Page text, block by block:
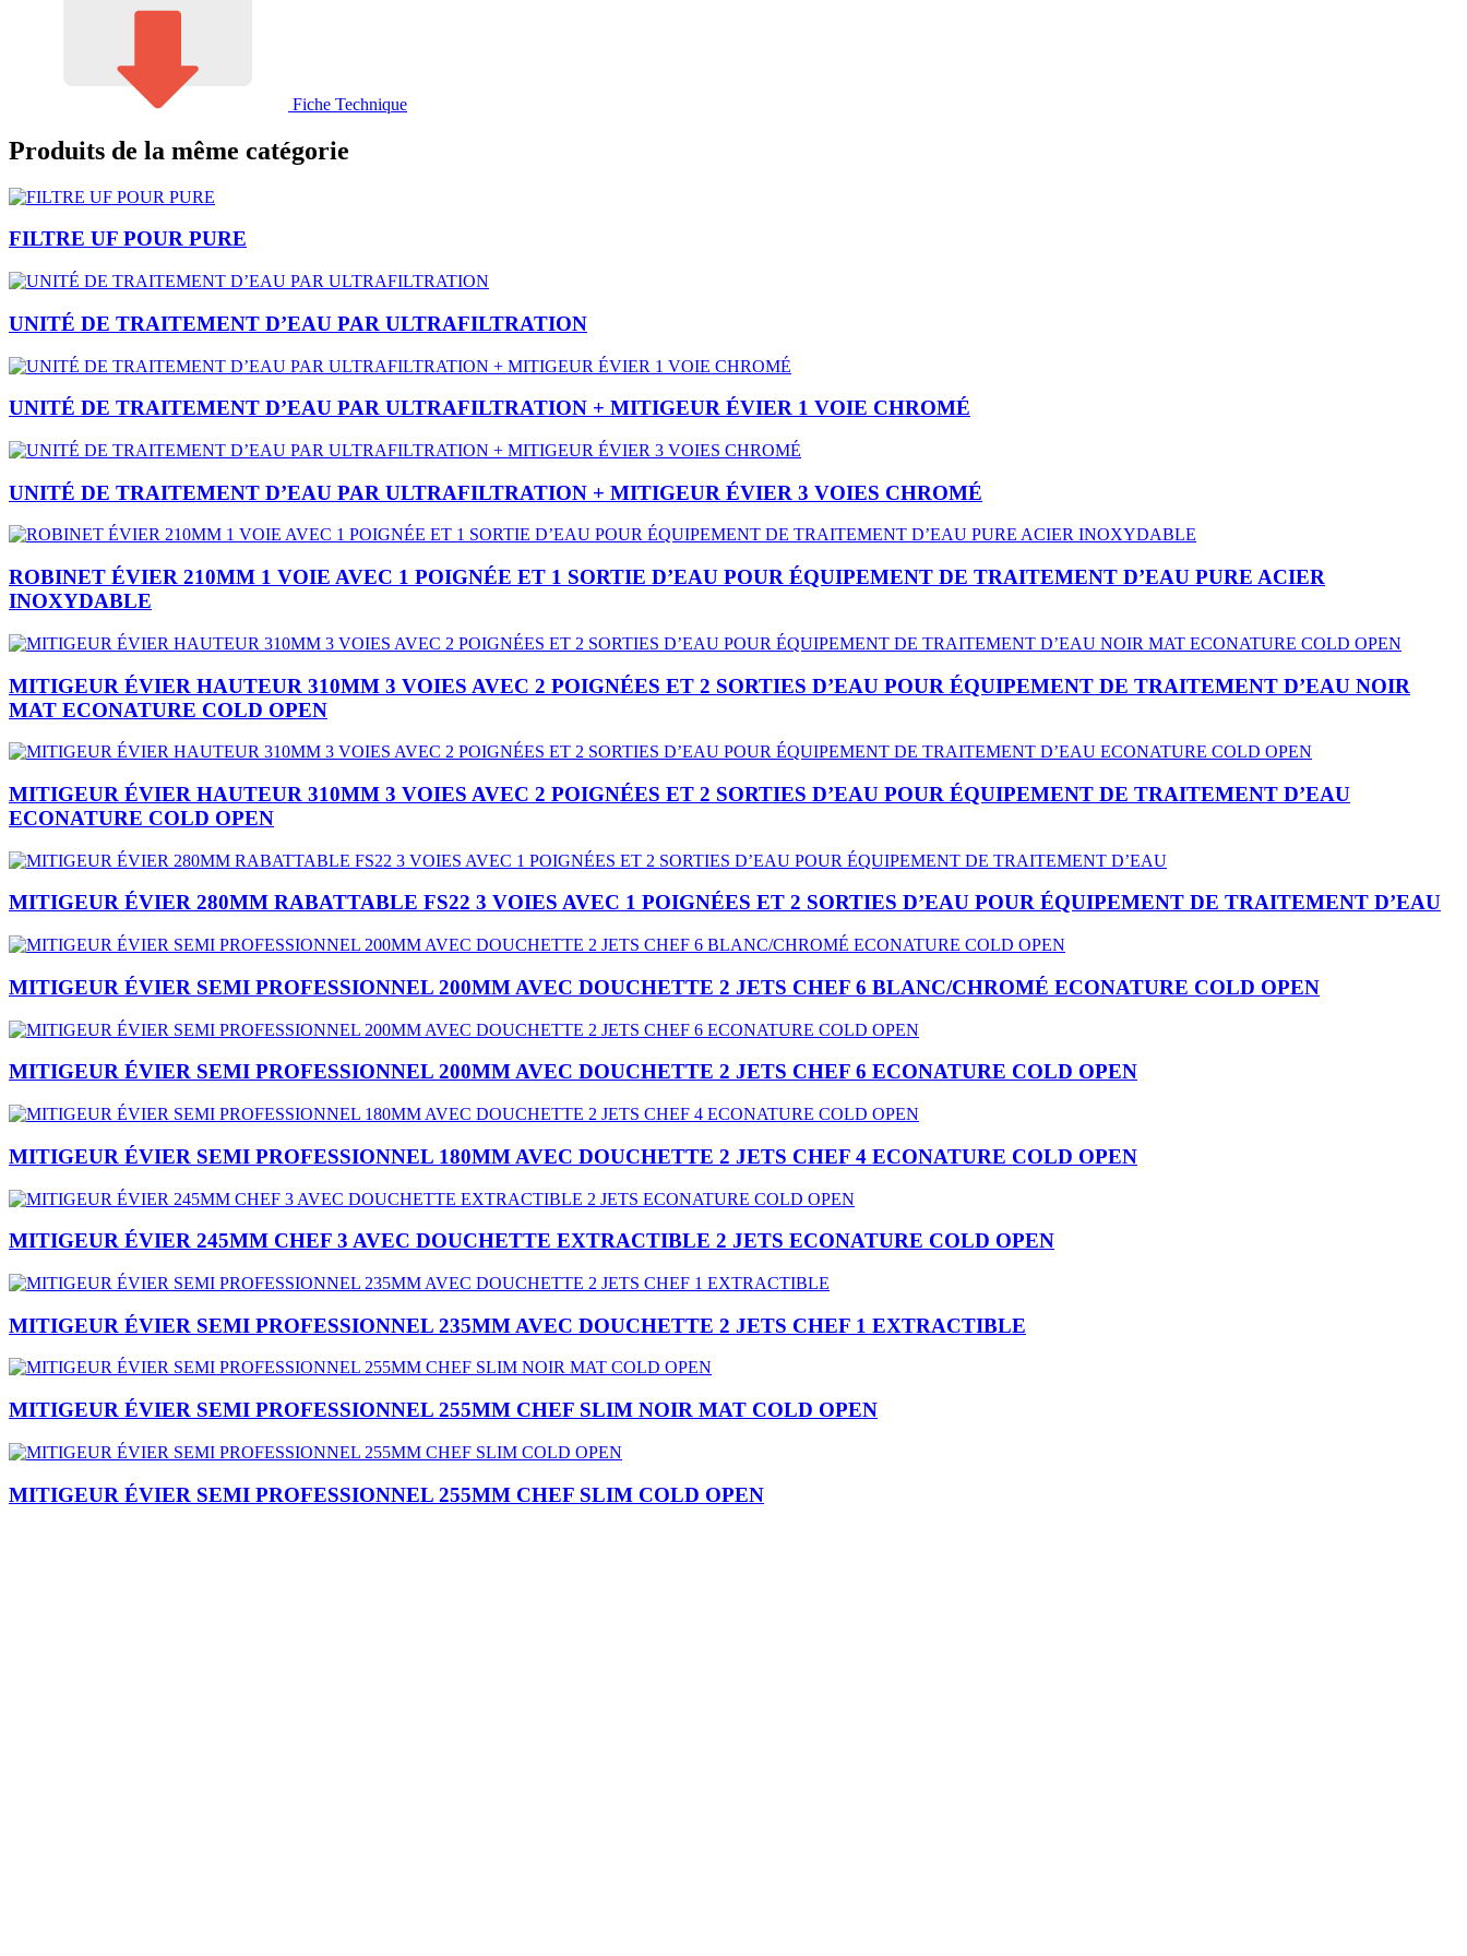
Fiche Technique
Produits de la même catégorie
FILTRE UF POUR PURE
UNITÉ DE TRAITEMENT D’EAU PAR ULTRAFILTRATION
UNITÉ DE TRAITEMENT D’EAU PAR ULTRAFILTRATION + MITIGEUR ÉVIER 1 VOIE CHROMÉ
UNITÉ DE TRAITEMENT D’EAU PAR ULTRAFILTRATION + MITIGEUR ÉVIER 3 VOIES CHROMÉ
ROBINET ÉVIER 210MM 1 VOIE AVEC 1 POIGNÉE ET 1 SORTIE D’EAU POUR ÉQUIPEMENT DE TRAITEMENT D’EAU PURE ACIER
INOXYDABLE
MITIGEUR ÉVIER HAUTEUR 310MM 3 VOIES AVEC 2 POIGNÉES ET 2 SORTIES D’EAU POUR ÉQUIPEMENT DE TRAITEMENT D’EAU NOIR
MAT ECONATURE COLD OPEN
MITIGEUR ÉVIER HAUTEUR 310MM 3 VOIES AVEC 2 POIGNÉES ET 2 SORTIES D’EAU POUR ÉQUIPEMENT DE TRAITEMENT D’EAU
ECONATURE COLD OPEN
MITIGEUR ÉVIER 280MM RABATTABLE FS22 3 VOIES AVEC 1 POIGNÉES ET 2 SORTIES D’EAU POUR ÉQUIPEMENT DE TRAITEMENT D’EAU
MITIGEUR ÉVIER SEMI PROFESSIONNEL 200MM AVEC DOUCHETTE 2 JETS CHEF 6 BLANC/CHROMÉ ECONATURE COLD OPEN
MITIGEUR ÉVIER SEMI PROFESSIONNEL 200MM AVEC DOUCHETTE 2 JETS CHEF 6 ECONATURE COLD OPEN
MITIGEUR ÉVIER SEMI PROFESSIONNEL 180MM AVEC DOUCHETTE 2 JETS CHEF 4 ECONATURE COLD OPEN
MITIGEUR ÉVIER 245MM CHEF 3 AVEC DOUCHETTE EXTRACTIBLE 2 JETS ECONATURE COLD OPEN
MITIGEUR ÉVIER SEMI PROFESSIONNEL 235MM AVEC DOUCHETTE 2 JETS CHEF 1 EXTRACTIBLE
MITIGEUR ÉVIER SEMI PROFESSIONNEL 255MM CHEF SLIM NOIR MAT COLD OPEN
MITIGEUR ÉVIER SEMI PROFESSIONNEL 255MM CHEF SLIM COLD OPEN